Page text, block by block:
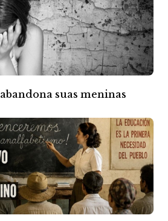
suas meninas